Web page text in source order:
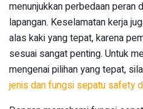
menunjukkan perbedaan peran
lapangan. Keselamatan kerja
alas kaki yang tepat, karena
sesuai sangat penting. Untuk
mengenai pilihan yang tepat,
jenis dan fungsi sepatu safety